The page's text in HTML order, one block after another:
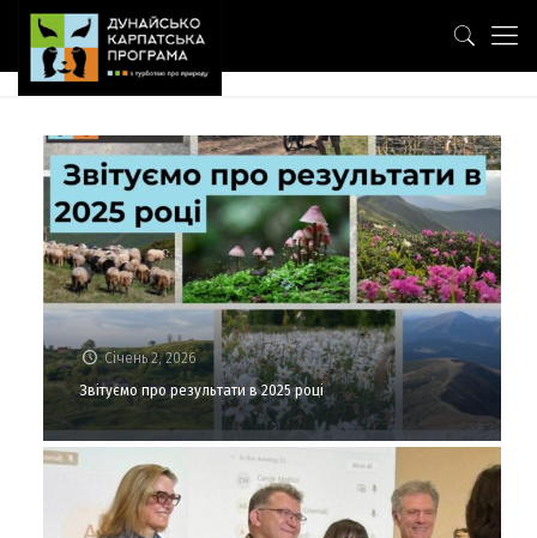
Січень 2, 2026
Звітуємо про результати в 2025 році